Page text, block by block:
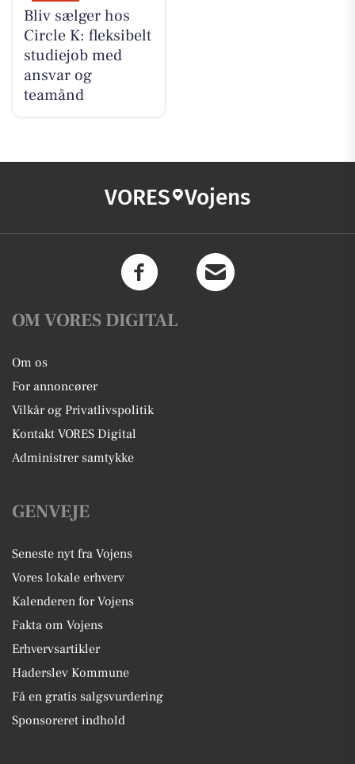
Bliv sælger hos
Circle K: fleksibelt
studiejob med
ansvar og
teamånd
VORES Vojens
OM VORES DIGITAL
Om os
For annoncører
Vilkår og Privatlivspolitik
Kontakt VORES Digital
Administrer samtykke
GENVEJE
Seneste nyt fra Vojens
Vores lokale erhverv
Kalenderen for Vojens
Fakta om Vojens
Erhvervsartikler
Haderslev Kommune
Få en gratis salgsvurdering
Sponsoreret indhold